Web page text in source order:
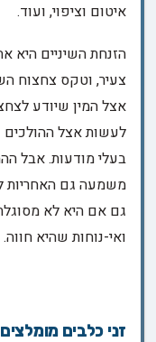
איטום וציפוי, ועוד.
הזנחת השיניים היא
צעיר, וטקס צחצוח
אצל המין שיודע
לעשות אצל ההולכים
בעלי מודעות. אבל
משמעה גם האחריות
גם אם היא לא
ואי-נוחות שהיא חווה.
זני כלבים